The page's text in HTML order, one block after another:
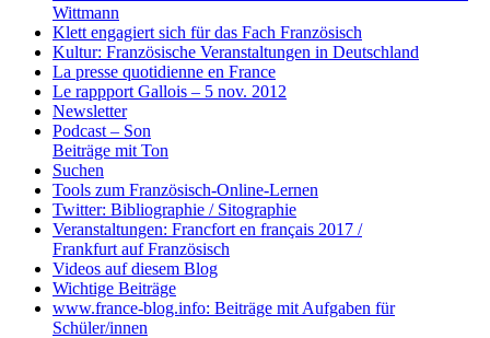
Wittmann
Klett engagiert sich für das Fach Französisch
Kultur: Französische Veranstaltungen in Deutschland
La presse quotidienne en France
Le rappport Gallois – 5 nov. 2012
Newsletter
Podcast – Son
Beiträge mit Ton
Suchen
Tools zum Französisch-Online-Lernen
Twitter: Bibliographie / Sitographie
Veranstaltungen: Francfort en français 2017 /
Frankfurt auf Französisch
Videos auf diesem Blog
Wichtige Beiträge
www.france-blog.info: Beiträge mit Aufgaben für
Schüler/innen